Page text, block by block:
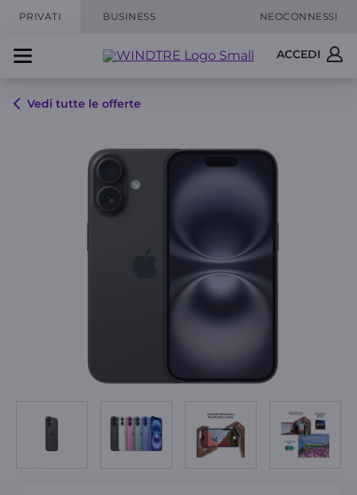
PRIVATI BUSINESS NEOCONNESSI
ACCEDI
Vedi tutte le offerte